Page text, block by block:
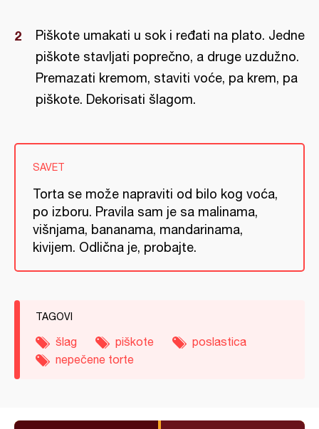
Piškote umakati u sok i ređati na plato. Jedne
piškote stavljati poprečno, a druge uzdužno.
Premazati kremom, staviti voće, pa krem, pa
piškote. Dekorisati šlagom.
SAVET
Torta se može napraviti od bilo kog voća,
po izboru. Pravila sam je sa malinama,
višnjama, bananama, mandarinama,
kivijem. Odlična je, probajte.
TAGOVI
šlag piškote
poslastica
nepečene torte